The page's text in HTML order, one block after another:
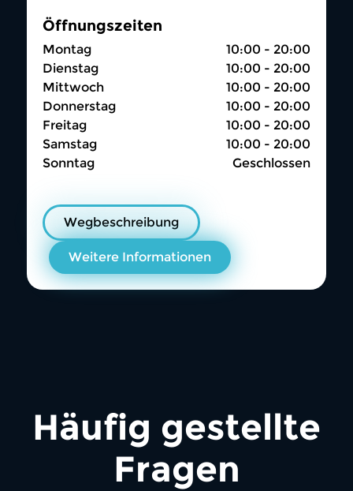
Öffnungszeiten
Montag
10:00 - 20:00
Dienstag
10:00 - 20:00
Mittwoch
10:00 - 20:00
Donnerstag
10:00 - 20:00
Freitag
10:00 - 20:00
Samstag
10:00 - 20:00
Sonntag
Geschlossen
Wegbeschreibung
Weitere Informationen
Häufig gestellte
Fragen